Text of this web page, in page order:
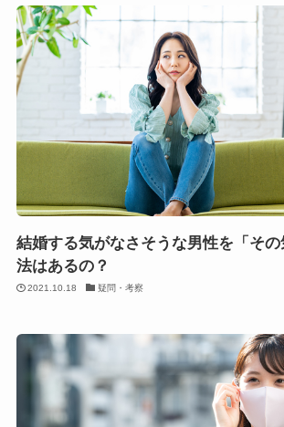
結婚する気がなさそうな男性を「そ
法はあるの？
2021.10.18 疑問・考察